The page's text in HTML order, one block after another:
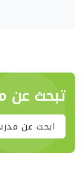
تبحث عن
ابحث عن